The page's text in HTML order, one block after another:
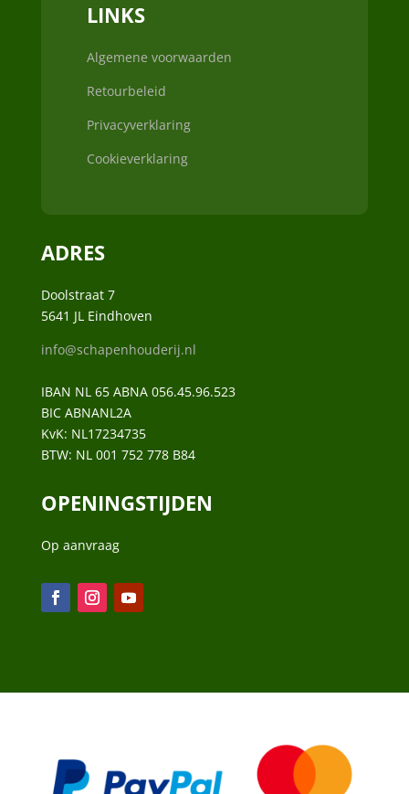
LINKS
Algemene voorwaarden
Retourbeleid
Privacyverklaring
Cookieverklaring
ADRES
Doolstraat 7
5641 JL Eindhoven
info@schapenhouderij.nl
IBAN NL 65 ABNA 056.45.96.523
BIC ABNANL2A
KvK: NL17234735
BTW: NL 001 752 778 B84
OPENINGSTIJDEN
Op aanvraag